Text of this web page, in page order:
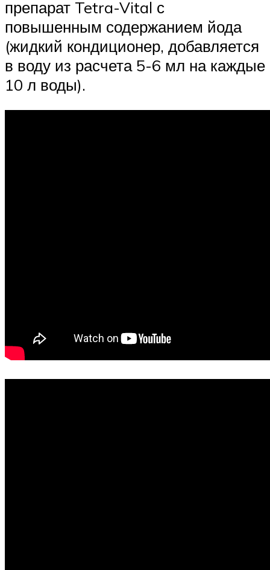
препарат Tetra-Vital с
повышенным содержанием йода
(жидкий кондиционер, добавляется
в воду из расчета 5-6 мл на каждые
10 л воды).